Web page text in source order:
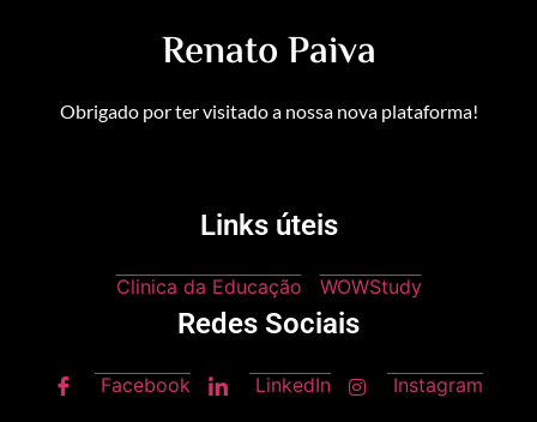
Renato Paiva
Obrigado por ter visitado a nossa nova plataforma!
Links úteis
Clinica da Educação WOWStudy
Redes Sociais
Facebook LinkedIn Instagram